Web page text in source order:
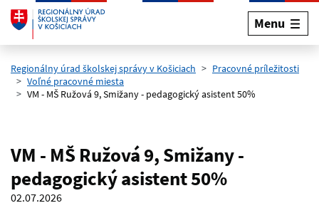
Preskočiť na hlavný obsah
Menu
Regionálny úrad školskej správy v Košiciach
Pracovné príležitosti
Voľné pracovné miesta
VM - MŠ Ružová 9, Smižany - pedagogický asistent 50%
VM - MŠ Ružová 9, Smižany -
pedagogický asistent 50%
02.07.2026